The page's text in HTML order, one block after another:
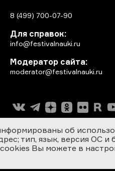
8 (499) 700-07-90
Для справок:
info@festivalnauki.ru
Модератор сайта:
moderator@festivalnauki.ru
об
тип, язык, версия ОС и
Вы можете в